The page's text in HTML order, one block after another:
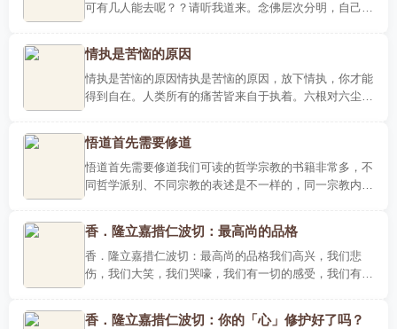
可有几人能去呢？？请听我道来。念佛层次分明，自己对
情执是苦恼的原因
情执是苦恼的原因情执是苦恼的原因，放下情执，你才能
得到自在。人类所有的痛苦皆来自于执着。六根对六尘，
悟道首先需要修道
悟道首先需要修道我们可读的哲学宗教的书籍非常多，不
同哲学派别、不同宗教的表述是不一样的，同一宗教内部
的内容变化..
香．隆立嘉措仁波切：最高尚的品格
香．隆立嘉措仁波切：最高尚的品格我们高兴，我们悲
伤，我们大笑，我们哭嚎，我们有一切的感受，我们有一
我们生病，我..
香．隆立嘉措仁波切：你的「心」修护好了吗？